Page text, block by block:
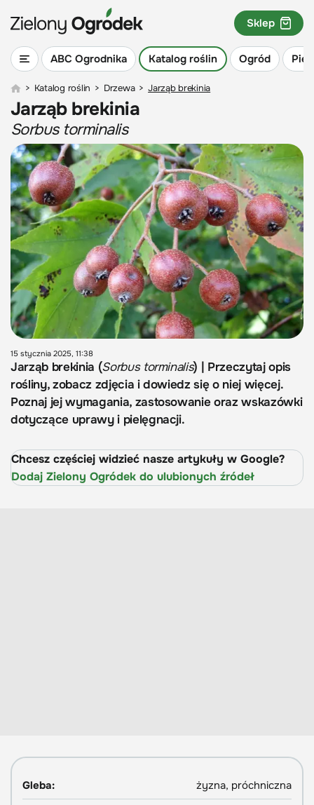
ABC Ogrodnika Katalog roślin Ogród
Sklep
> Katalog roślin > Drzewa > Jarząb brekinia
Jarząb brekinia
Sorbus torminalis
15 stycznia 2025, 11:38
Jarząb brekinia (Sorbus torminalis) | Przeczytaj opis
rośliny, zobacz zdjęcia i dowiedz się o niej więcej.
Poznaj jej wymagania, zastosowanie oraz wskazówki
dotyczące uprawy i pielęgnacji.
Chcesz częściej widzieć nasze artykuły w Google?
Dodaj Zielony Ogródek do ulubionych źródeł
Gleba:
żyzna, próchniczna